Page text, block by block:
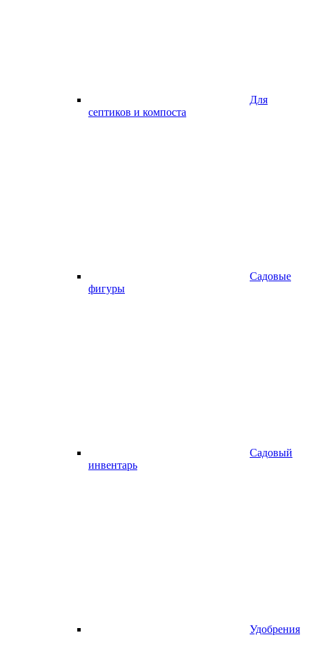
Для
септиков и компоста
Садовые
фигуры
Садовый
инвентарь
Удобрения